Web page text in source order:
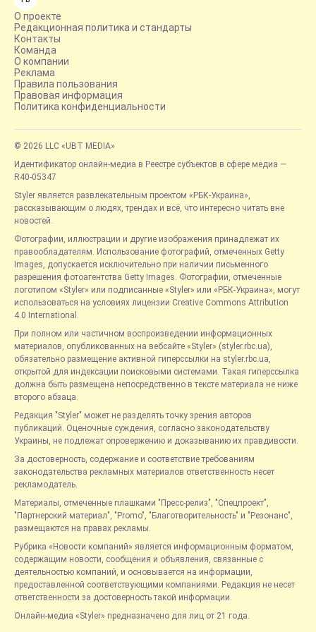
О проекте
Редакционная политика и стандарты
Контакты
Команда
О компании
Реклама
Правила пользования
Правовая информация
Политика конфиденциальности
© 2026 LLC «UBT MEDIA»
Идентификатор онлайн-медиа в Реестре субъектов в сфере медиа —
R40-05347
Styler является развлекательным проектом «РБК-Украина»,
рассказывающим о людях, трендах и всё, что интересно читать вне
новостей.
Фотографии, иллюстрации и другие изображения принадлежат их
правообладателям. Использование фотографий, отмеченных Getty
Images, допускается исключительно при наличии письменного
разрешения фотоагентства Getty Images. Фотографии, отмеченные
логотипом «Styler» или подписанные «Styler» или «РБК-Украина», могут
использоваться на условиях лицензии Creative Commons Attribution
4.0 International.
При полном или частичном воспроизведении информационных
материалов, опубликованных на вебсайте «Styler» (styler.rbc.ua),
обязательно размещение активной гиперссылки на styler.rbc.ua,
открытой для индексации поисковыми системами. Такая гиперссылка
должна быть размещена непосредственно в тексте материала не ниже
второго абзаца.
Редакция "Styler" может не разделять точку зрения авторов
публикаций. Оценочные суждения, согласно законодательству
Украины, не подлежат опровержению и доказыванию их правдивости.
За достоверность, содержание и соответствие требованиям
законодательства рекламных материалов ответственность несет
рекламодатель.
Материалы, отмеченные плашками "Пресс-релиз", "Спецпроект",
"Партнерский материал", "Promo", "Благотворительность" и "Резонанс",
размещаются на правах рекламы.
Рубрика «Новости компаний» является информационным форматом,
содержащим новости, сообщения и объявления, связанные с
деятельностью компаний, и основывается на информации,
предоставленной соответствующими компаниями. Редакция не несет
ответственности за достоверность такой информации.
Онлайн-медиа «Styler» предназначено для лиц от 21 года.